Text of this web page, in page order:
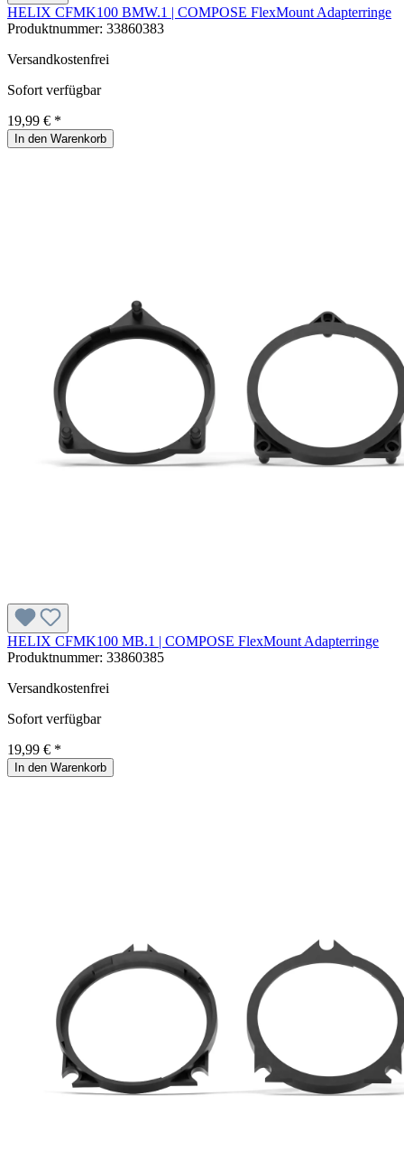
HELIX CFMK100 BMW.1 | COMPOSE FlexMount Adapterringe
Produktnummer: 33860383
Versandkostenfrei
Sofort verfügbar
19,99 € *
In den Warenkorb
HELIX CFMK100 MB.1 | COMPOSE FlexMount Adapterringe
Produktnummer: 33860385
Versandkostenfrei
Sofort verfügbar
19,99 € *
In den Warenkorb